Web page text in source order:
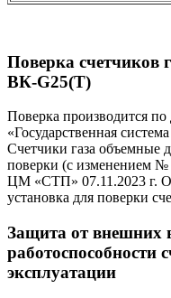
Поверка счетчиков
ВК-G25(T)
Поверка производится
«Государственная
Счетчики газа
поверки (с изменением
ЦМ «СТП» 07.11.2023 г.
установка для поверки
Защита от внешних
работоспособности
эксплуатации